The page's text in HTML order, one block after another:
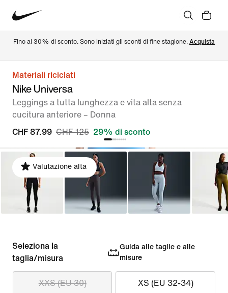
Fino al 30% di sconto. Sono iniziati gli sconti di fine stagione. Acquista
Materiali riciclati
Nike Universa
Leggings a tutta lunghezza e vita alta senza
cucitura anteriore – Donna
CHF 87.99 CHF 125 29% di sconto
Valutazione alta
Seleziona la
taglia/misura
Guida alle taglie e alle
misure
XXS (EU 30) XS (EU 32-34)